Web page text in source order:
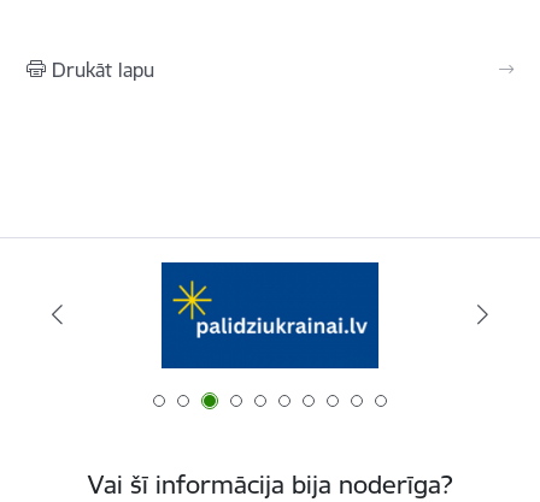
Drukāt lapu
Vai šī informācija bija noderīga?